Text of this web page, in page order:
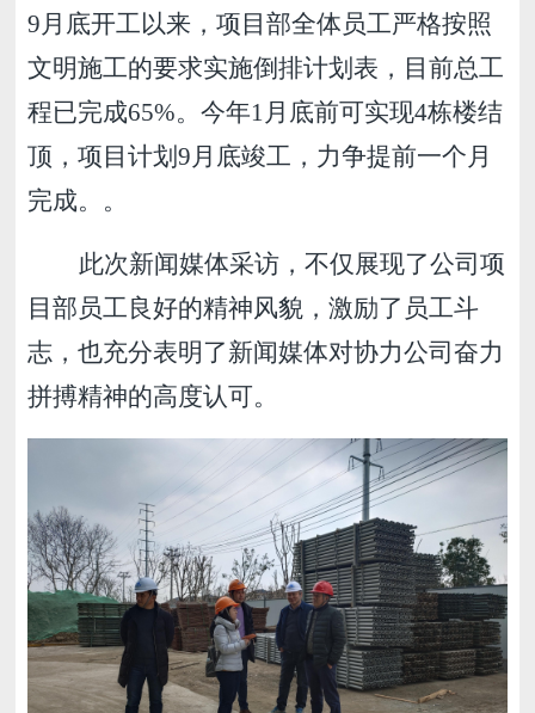
9月底开工以来，项目部全体员工严格按照
文明施工的要求实施倒排计划表，目前总工
程已完成65%。今年1月底前可实现4栋楼结
顶，项目计划9月底竣工，力争提前一个月
完成。。
此次新闻媒体采访，不仅展现了公司项
目部员工良好的精神风貌，激励了员工斗
志，也充分表明了新闻媒体对协力公司奋力
拼搏精神的高度认可。